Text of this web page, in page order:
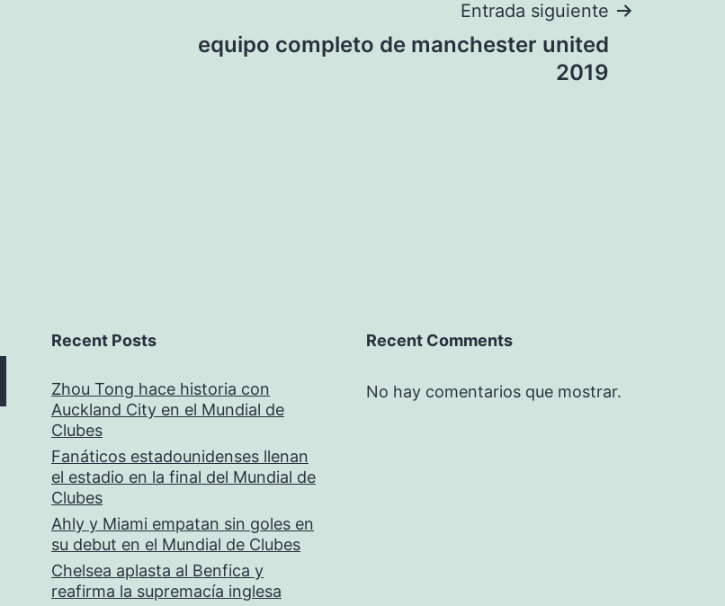
Entrada siguiente
equipo completo de manchester united
2019
Recent Posts
Zhou Tong hace historia con
Auckland City en el Mundial de
Clubes
Fanáticos estadounidenses llenan
el estadio en la final del Mundial de
Clubes
Ahly y Miami empatan sin goles en
su debut en el Mundial de Clubes
Chelsea aplasta al Benfica y
reafirma la supremacía inglesa
Recent Comments
No hay comentarios que mostrar.